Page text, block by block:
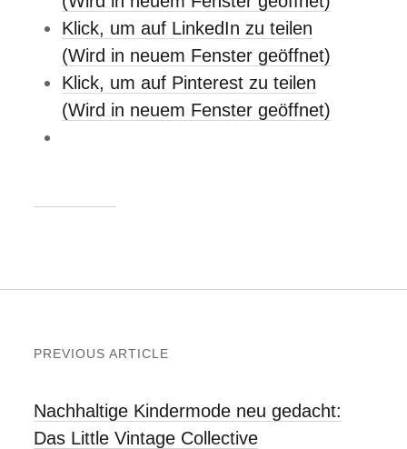
Klick, um auf LinkedIn zu teilen
(Wird in neuem Fenster geöffnet)
Klick, um auf Pinterest zu teilen
(Wird in neuem Fenster geöffnet)
PREVIOUS ARTICLE
Nachhaltige Kindermode neu gedacht:
Das Little Vintage Collective